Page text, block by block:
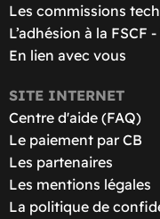
Les commissions
L’adhésion à la FSCF -
En lien avec vous
SITE INTERNET
Centre d'aide (FAQ)
Le paiement par CB
Les partenaires
Les mentions légales
La politique de